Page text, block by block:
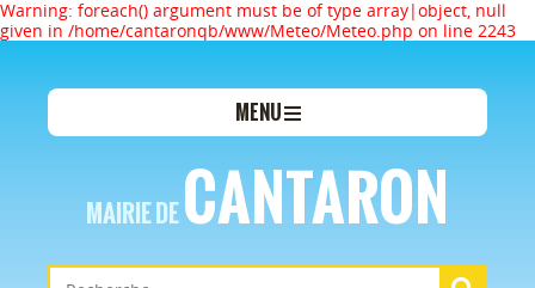
Warning: foreach() argument must be of type array|object, null
given in /home/cantaronqb/www/Meteo/Meteo.php on line 2243
MENU
MAIRIE DECANTARON